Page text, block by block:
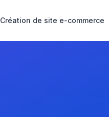
Création de site e-commerce